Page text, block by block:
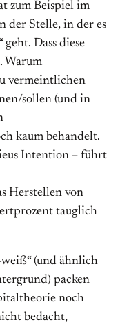
zum Beispiel im
der Stelle, in der es
Dass diese
Warum
vermeintlichen
sollen (und in
kaum behandelt.
Intention – führt
Herstellen von
tauglich
(und ähnlich
packen
noch
bedacht,